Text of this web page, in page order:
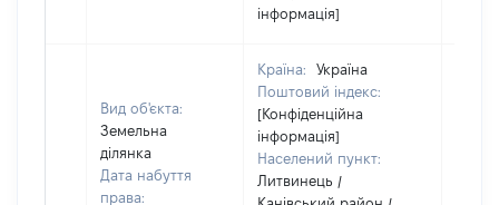
інформація]
Вид об'єкта:
Земельна
ділянка
Дата набуття
права:
Країна:
Україна
Поштовий індекс:
[Конфіденційна
інформація]
Населений пункт:
Литвинець /